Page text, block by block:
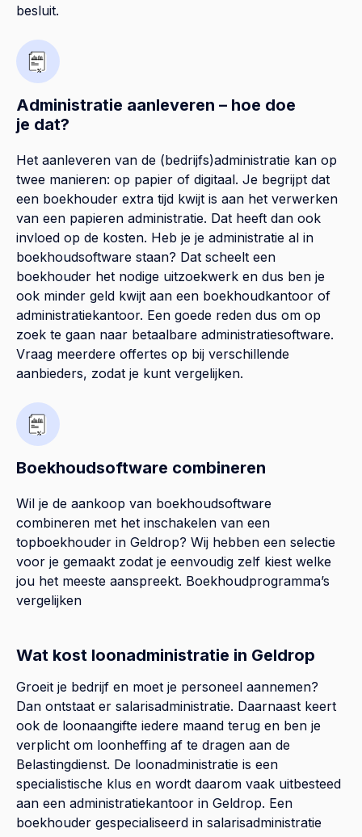
besluit.
Administratie aanleveren – hoe doe
je dat?
Het aanleveren van de (bedrijfs)administratie kan op
twee manieren: op papier of digitaal. Je begrijpt dat
een boekhouder extra tijd kwijt is aan het verwerken
van een papieren administratie. Dat heeft dan ook
invloed op de kosten. Heb je je administratie al in
boekhoudsoftware staan? Dat scheelt een
boekhouder het nodige uitzoekwerk en dus ben je
ook minder geld kwijt aan een boekhoudkantoor of
administratiekantoor. Een goede reden dus om op
zoek te gaan naar betaalbare administratiesoftware.
Vraag meerdere offertes op bij verschillende
aanbieders, zodat je kunt vergelijken.
Boekhoudsoftware combineren
Wil je de aankoop van boekhoudsoftware
combineren met het inschakelen van een
topboekhouder in Geldrop? Wij hebben een selectie
voor je gemaakt zodat je eenvoudig zelf kiest welke
jou het meeste aanspreekt. Boekhoudprogramma’s
vergelijken
Wat kost loonadministratie in Geldrop
Groeit je bedrijf en moet je personeel aannemen?
Dan ontstaat er salarisadministratie. Daarnaast keert
ook de loonaangifte iedere maand terug en ben je
verplicht om loonheffing af te dragen aan de
Belastingdienst. De loonadministratie is een
specialistische klus en wordt daarom vaak uitbesteed
aan een administratiekantoor in Geldrop. Een
boekhouder gespecialiseerd in salarisadministratie